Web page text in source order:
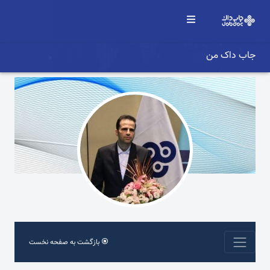
جاب داک من
بازگشت به صفحه نخست